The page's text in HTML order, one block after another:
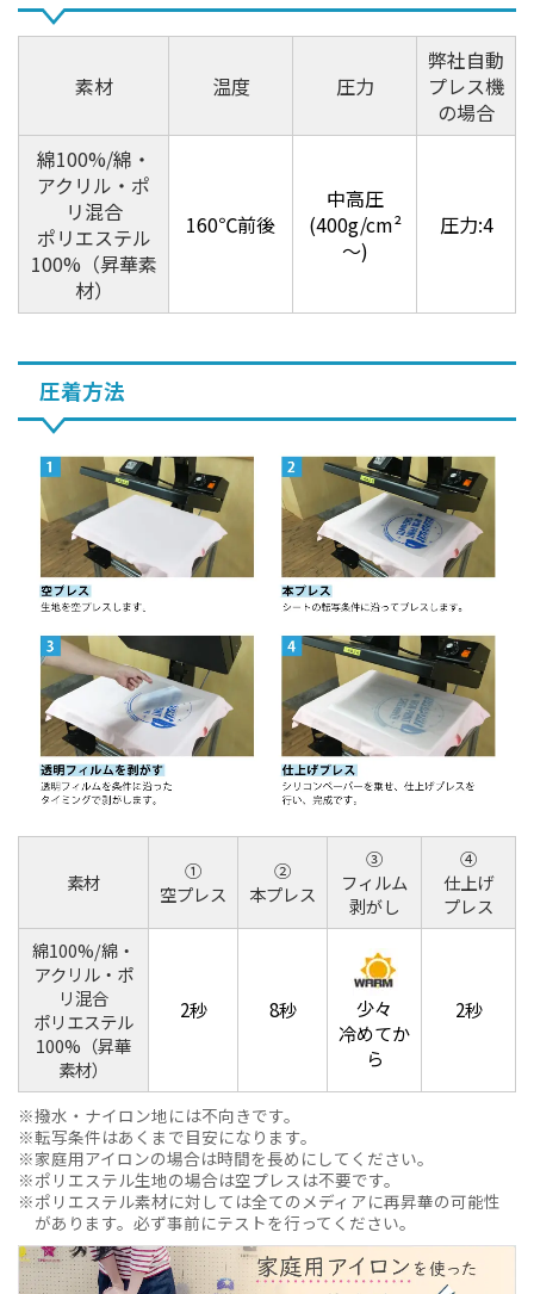
素材 温度 圧力
弊社自動
プレス機
の場合
綿100%/綿・
アクリル・ポ
リ混合
ポリエステル
100%（昇華素
材）
160℃前後
中高圧
(400g/cm²
～)
圧力:4
圧着方法
素材
①
空プレス
②
本プレス
③
フィルム
剥がし
④
仕上げ
プレス
綿100%/綿・
アクリル・ポ
リ混合
ポリエステル
100%（昇華
素材）
2秒 8秒
少々
冷めてか
ら
2秒
撥水・ナイロン地には不向きです。
転写条件はあくまで目安になります。
家庭用アイロンの場合は時間を長めにしてください。
ポリエステル生地の場合は空プレスは不要です。
ポリエステル素材に対しては全てのメディアに再昇華の可能性
があります。必ず事前にテストを行ってください。